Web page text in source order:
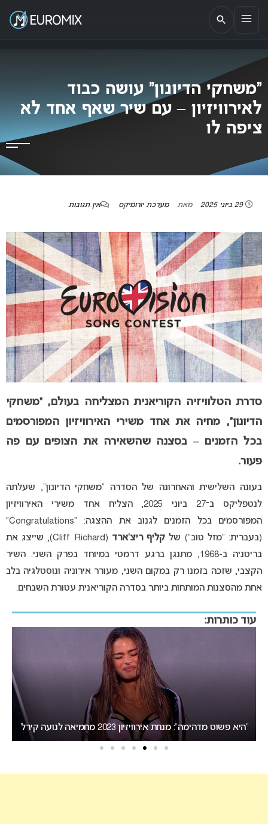
EUROMIX
אתר הבית של האירוויזיון בישראל
“משחקי הדיונון” עושה כבוד
לאירוויזיון – עם שיר שאף אחד לא
ציפה לו
29 ביוני 2025 מאת מערכת יורומיקס אין תגובות
סדרת הטלוויזיה הקוריאנית המצליחה בעולם, “משחקי
הדיונון”, מחיה את אחד משירי האירוויזיון המפורסמים
בכל הזמנים – בסצנה שהשאירה את הצופים עם פה
פעור.
בעונה השלישית והאחרונה של הסדרה “משחקי הדיונון”, שעלתה
לנטפליקס ב־27 ביוני 2025, הצליח אחד משירי האירוויזיון
המפורסמים בכל הזמנים לגנוב את ההצגה: “Congratulations”
(בעברית: “מזל טוב”) של קליף ריצ’ארד
(Cliff Richard), שייצג את
בריטניה ב-1968, מתנגן ברגע דרמטי במיוחד בפרק השני. השיר
הקצבי, שזכה בזמנו רק במקום השני, מעורר אירוניה ונוסטלגיה בלב
אחת מהסצנות המותחות ביותר בסדרה הקוריאנית עטורת השבחים.
עוד כותרות:
בורגס או סופיה: העיר המארחת של אירוויזיון 2027 תיחשף ביום
רביעי